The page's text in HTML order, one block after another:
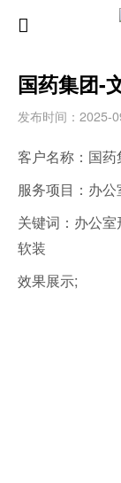
国药集团-
发布时间：2025-
客户名称：国药
服务项目：办
关键词：办公
软装
效果展示;